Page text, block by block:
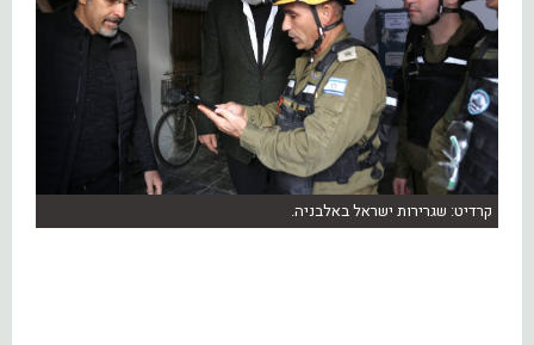
קרדיט: שגרירות ישראל באלבניה.